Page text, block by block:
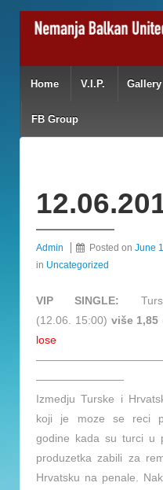
Home V.I.P. Gallery
FB Group
Admin Posted on June
in Uncategorized
VIP SINGLE:
(12.06. 15:00) više 1,85
lose
————————
Izmedju Turske i
koji je moze se reci
godine kada su turci u
produzetka zabili za
Hrvatsku na penale.